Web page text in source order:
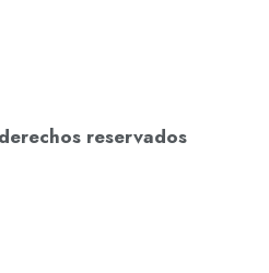
reservados